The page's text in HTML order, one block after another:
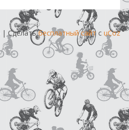
|Сделатьбесплатный сайтс uCoz